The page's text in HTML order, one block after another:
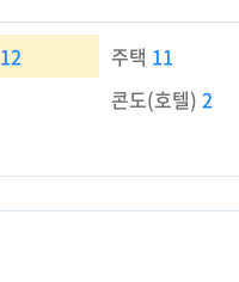
12 주택 11
콘도(호텔) 2